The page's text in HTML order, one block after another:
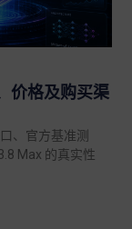
价格及购买渠
、官方基准测
Max 的真实性